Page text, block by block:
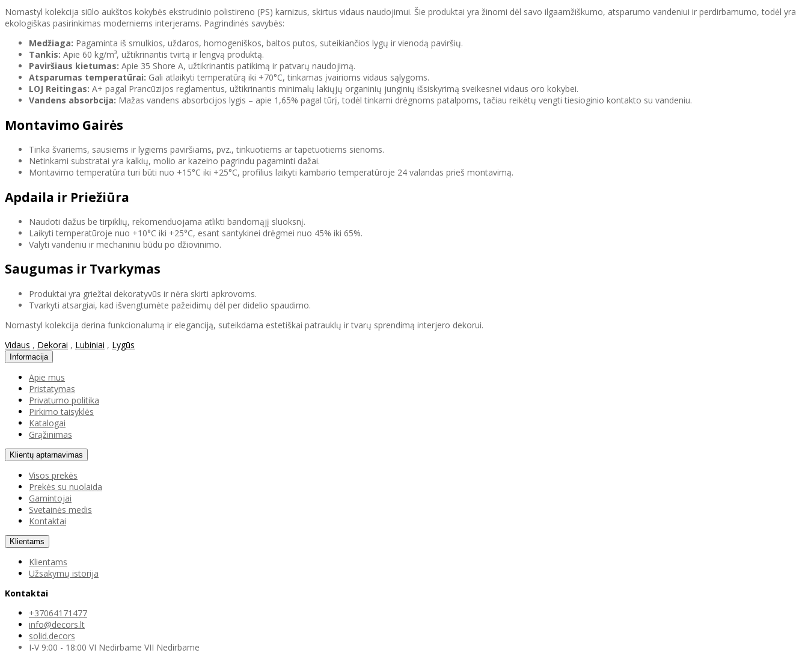
Nomastyl kolekcija siūlo aukštos kokybės ekstrudinio polistireno (PS) karnizus, skirtus vidaus naudojimui. Šie produktai yra žinomi dėl savo ilgaamžiškumo, atsparumo vandeniui ir perdirbamumo, todėl yra
ekologiškas pasirinkimas moderniems interjerams. Pagrindinės savybės:
Medžiaga: Pagaminta iš smulkios, uždaros, homogeniškos, baltos putos, suteikiančios lygų ir vienodą paviršių.
Tankis: Apie 60 kg/m³, užtikrinantis tvirtą ir lengvą produktą.
Paviršiaus kietumas: Apie 35 Shore A, užtikrinantis patikimą ir patvarų naudojimą.
Atsparumas temperatūrai: Gali atlaikyti temperatūrą iki +70°C, tinkamas įvairioms vidaus sąlygoms.
LOJ Reitingas: A+ pagal Prancūzijos reglamentus, užtikrinantis minimalų lakiųjų organinių junginių išsiskyrimą sveikesnei vidaus oro kokybei.
Vandens absorbcija: Mažas vandens absorbcijos lygis – apie 1,65% pagal tūrį, todėl tinkami drėgnoms patalpoms, tačiau reikėtų vengti tiesioginio kontakto su vandeniu.
Montavimo Gairės
Tinka švariems, sausiems ir lygiems paviršiams, pvz., tinkuotiems ar tapetuotiems sienoms.
Netinkami substratai yra kalkių, molio ar kazeino pagrindu pagaminti dažai.
Montavimo temperatūra turi būti nuo +15°C iki +25°C, profilius laikyti kambario temperatūroje 24 valandas prieš montavimą.
Apdaila ir Priežiūra
Naudoti dažus be tirpiklių, rekomenduojama atlikti bandomąjį sluoksnį.
Laikyti temperatūroje nuo +10°C iki +25°C, esant santykinei drėgmei nuo 45% iki 65%.
Valyti vandeniu ir mechaniniu būdu po džiovinimo.
Saugumas ir Tvarkymas
Produktai yra griežtai dekoratyvūs ir nėra skirti apkrovoms.
Tvarkyti atsargiai, kad išvengtumėte pažeidimų dėl per didelio spaudimo.
Nomastyl kolekcija derina funkcionalumą ir eleganciją, suteikdama estetiškai patrauklų ir tvarų sprendimą interjero dekorui.
Vidaus , Dekorai , Lubiniai , Lygūs
Informacija
Apie mus
Pristatymas
Privatumo politika
Pirkimo taisyklės
Katalogai
Grąžinimas
Klientų aptarnavimas
Visos prekės
Prekės su nuolaida
Gamintojai
Svetainės medis
Kontaktai
Klientams
Klientams
Užsakymų istorija
Kontaktai
+37064171477
info@decors.lt
solid.decors
I-V 9:00 - 18:00 VI Nedirbame VII Nedirbame